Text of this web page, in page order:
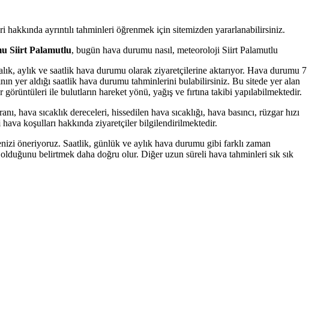
hakkında ayrıntılı tahminleri öğrenmek için sitemizden yararlanabilirsiniz.
Siirt Palamutlu, bugün hava durumu nasıl, meteoroloji Siirt Palamutlu
aylık ve saatlik hava durumu olarak ziyaretçilerine aktarıyor. Hava durumu 7
yer aldığı saatlik hava durumu tahminlerini bulabilirsiniz. Bu sitede yer alan
ile bulutların hareket yönü, yağış ve fırtına takibi yapılabilmektedir.
hava sıcaklık dereceleri, hissedilen hava sıcaklığı, hava basıncı, rüzgar hızı
koşulları hakkında ziyaretçiler bilgilendirilmektedir.
öneriyoruz. Saatlik, günlük ve aylık hava durumu gibi farklı zaman
belirtmek daha doğru olur. Diğer uzun süreli hava tahminleri sık sık